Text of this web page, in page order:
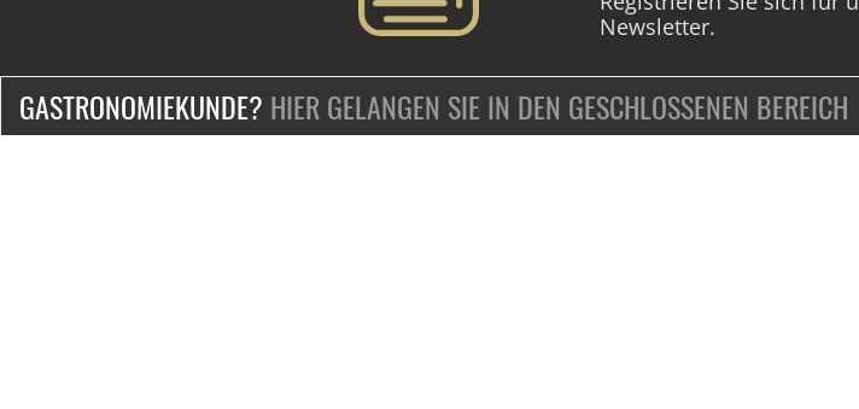
Newsletter.
GASTRONOMIEKUNDE? HIER GELANGEN SIE IN DEN GESCHLOSSENEN BEREICH